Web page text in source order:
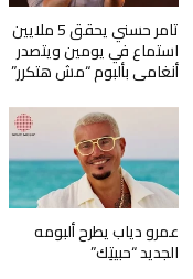
تامر حسني يحقق 5 ملايين
استماع في يومين ويتصدر
أنغامي بألبوم “مش هتكرر”
عمرو دياب يطرح ألبومه
الجديد “حبيتِك”